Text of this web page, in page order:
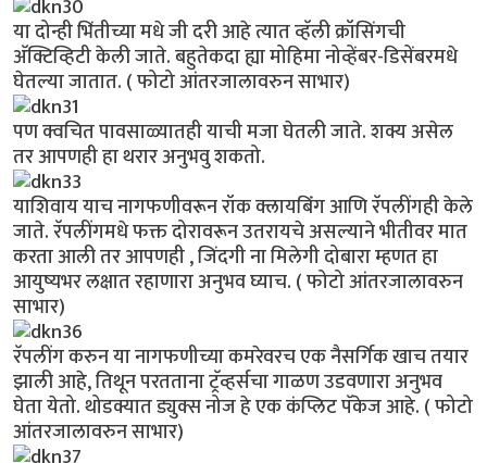
या दोन्ही भिंतीच्या मधे जी दरी आहे त्यात व्हॅली क्रॉसिंगची
अ‍ॅक्टिव्हिटी केली जाते. बहुतेकदा ह्या मोहिमा नोव्हेंबर-डिसेंबरमधे
घेतल्या जातात. ( फोटो आंतरजालावरुन साभार)
पण क्वचित पावसाळ्यातही याची मजा घेतली जाते. शक्य असेल
तर आपणही हा थरार अनुभवु शकतो.
याशिवाय याच नागफणीवरून रॉक क्लायबिंंग आणि रॅपलींगही केले
जाते. रॅपलींगमधे फक्त दोरावरून उतरायचे असल्याने भीतीवर मात
करता आली तर आपणही , जिंदगी ना मिलेगी दोबारा म्हणत हा
आयुष्यभर लक्षात रहाणारा अनुभव घ्याच. ( फोटो आंतरजालावरुन
साभार)
रॅपलींग करुन या नागफणीच्या कमरेवरच एक नैसर्गिक खाच तयार
झाली आहे, तिथून परतताना ट्रॅव्हर्सचा गाळण उडवणारा अनुभव
घेता येतो. थोडक्यात ड्युक्स नोज हे एक कंप्लिट पॅकेज आहे. ( फोटो
आंतरजालावरुन साभार)